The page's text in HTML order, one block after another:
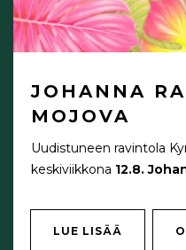
JOHANNA
MOJOVA
Uudistuneen ravintola
keskiviikkona 12.8.
LUE LISÄÄ